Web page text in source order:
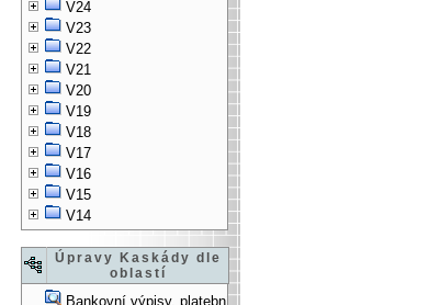
V24
V23
V22
V21
V20
V19
V18
V17
V16
V15
V14
Úpravy Kaskády dle
oblastí
Bankovní výpisy, platební příkazy - vyřešené úpravy